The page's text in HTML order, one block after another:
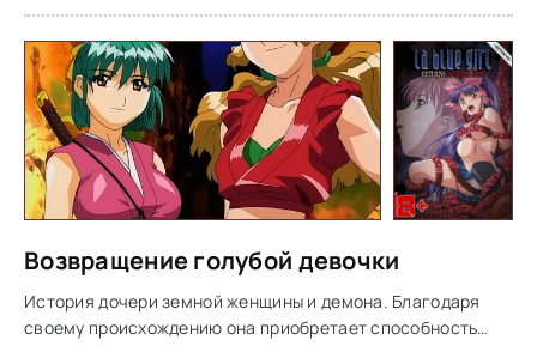
Возвращение голубой девочки
История дочери земной женщины и демона. Благодаря
своему происхождению она приобретает способность